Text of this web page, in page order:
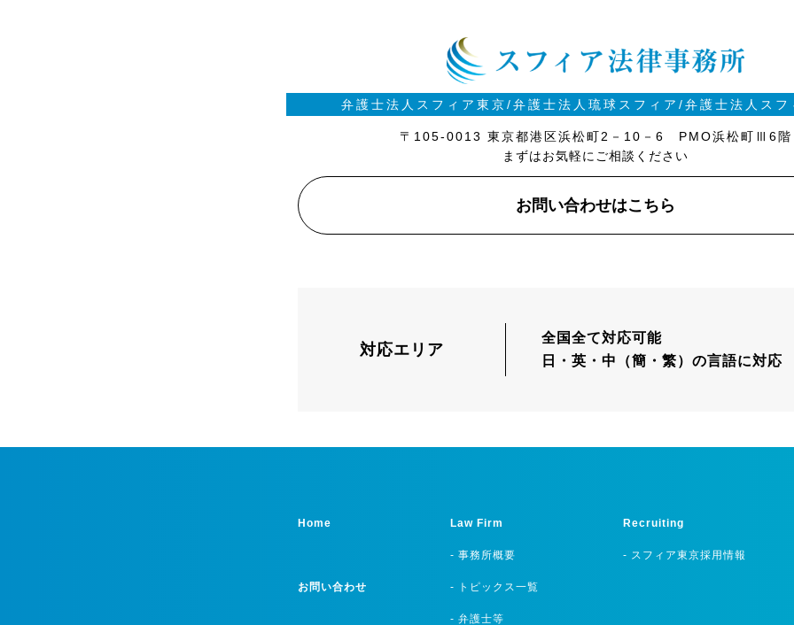
弁護士法人スフィア東京/弁護士法人琉球スフィア /弁護士法人スフ
〒105-0013 東京都港区浜松町2－10－6 PMO浜松町Ⅲ6階
まずはお気軽にご相談ください
お問い合わせはこちら
対応エリア
全国全て対応可能
日・英・中（簡・繁）の言語に対応
Home
お問い合わせ
Law Firm
- 事務所概要
- トピックス一覧
- 弁護士等
Recruiting
- スフィア東京採用情報